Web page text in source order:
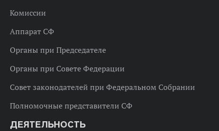
Комиссии
Аппарат СФ
Органы при Председателе
Органы при Совете Федерации
Совет законодателей при Федеральном Собрании
Полномочные представители СФ
ДЕЯТЕЛЬНОСТЬ